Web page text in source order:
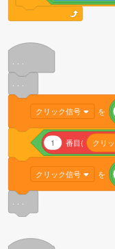
. . .
クリック信号 を
1 番目( クリ
クリック信号 を